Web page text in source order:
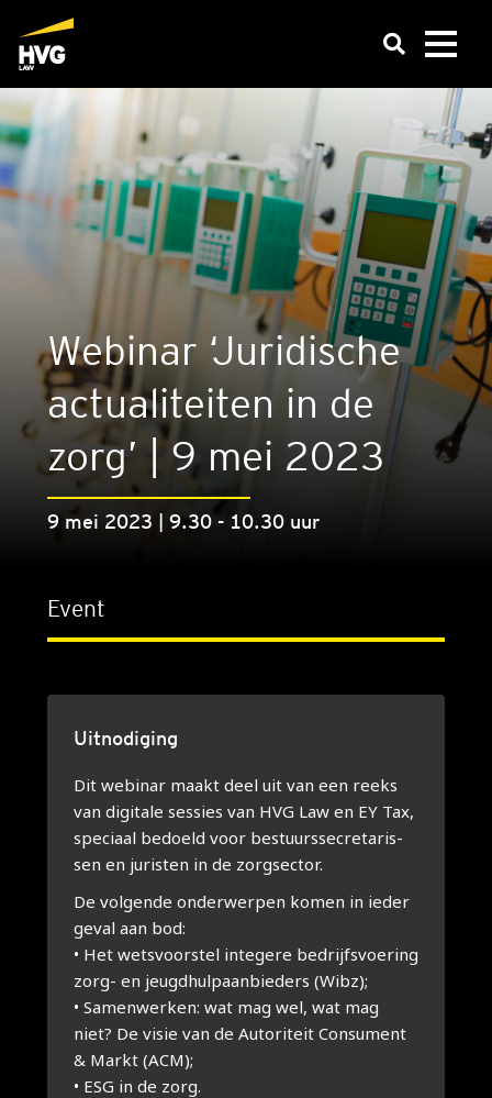
Webi­nar ‘Juri­di­sche
actu­a­li­tei­ten in de
zorg’ | 9 mei 2023
9 mei 2023 | 9.30 - 10.30 uur
Event
Uitnodiging
Dit webi­nar maakt deel uit van een reeks
van digi­ta­le ses­sies van HVG Law en EY Tax,
spe­ci­aal bedoeld voor bestuurs­se­cre­ta­ris­
sen en juris­ten in de zorg­sec­tor.
De vol­gen­de onder­wer­pen komen in ieder
geval aan bod:
• Het wets­voor­stel inte­ge­re bedrijfs­voe­ring
zorg- en jeugd­hulp­aan­bie­ders (Wibz);
• Samen­wer­ken: wat mag wel, wat mag
niet? De visie van de Auto­ri­teit Con­su­ment
& Markt (ACM);
• ESG in de zorg.